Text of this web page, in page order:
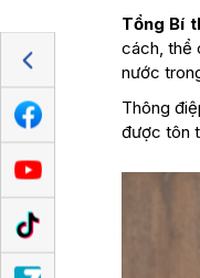
Tổng Bí
cách, thể
nước
Thông
được tôn